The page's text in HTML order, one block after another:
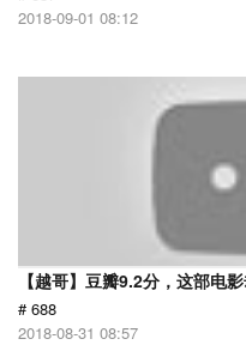
2018-09-01 08:12
【越哥】豆瓣9.2分，这部电
# 688
2018-08-31 08:57